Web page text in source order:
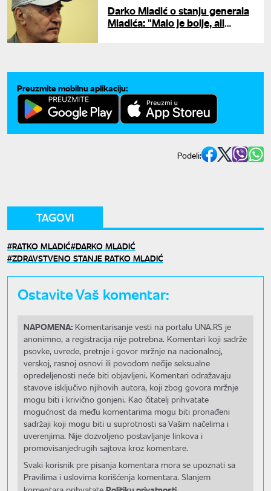
Darko Mladić o stanju generala
Mladića: "Malo je bolje, ali
Preuzmite mobilnu aplikaciju:
Podeli:
TAGOVI
RATKO MLADIĆ DARKO MLADIĆ
ZDRAVSTVENO STANJE RATKO MLADIĆ
Ostavite Vaš komentar:
NAPOMENA: Komentarisanje vesti na portalu UNA.RS je
anonimno, a registracija nije potrebna. Komentari koji sadrže
psovke, uvrede, pretnje i govor mržnje na nacionalnoj,
verskoj, rasnoj osnovi ili povodom nečije seksualne
opredeljenosti neće biti objavljeni. Komentari odražavaju
stavove isključivo njihovih autora, koji zbog govora mržnje
mogu biti i krivično gonjeni. Kao čitatelj prihvatate
mogućnost da među komentarima mogu biti pronađeni
sadržaji koji mogu biti u suprotnosti sa Vašim načelima i
uverenjima. Nije dozvoljeno postavljanje linkova i
promovisanjedrugih sajtova kroz komentare.
Svaki korisnik pre pisanja komentara mora se upoznati sa
Pravilima i uslovima korišćenja komentara. Slanjem